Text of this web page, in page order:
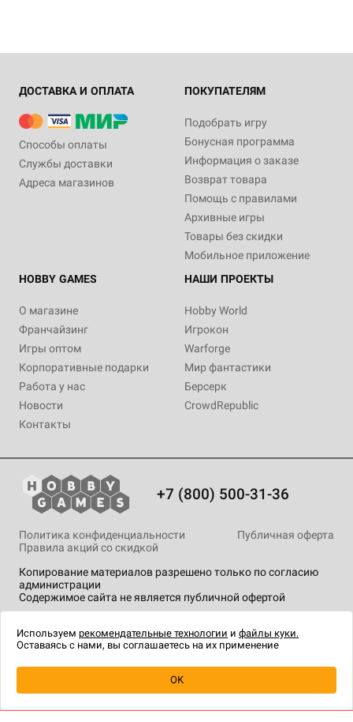
ДОСТАВКА И ОПЛАТА
Способы оплаты
Службы доставки
Адреса магазинов
ПОКУПАТЕЛЯМ
Подобрать игру
Бонусная программа
Информация о заказе
Возврат товара
Помощь с правилами
Архивные игры
Товары без скидки
Мобильное приложение
HOBBY GAMES
О магазине
Франчайзинг
Игры оптом
Корпоративные подарки
Работа у нас
Новости
Контакты
НАШИ ПРОЕКТЫ
Hobby World
Игрокон
Warforge
Мир фантастики
Берсерк
CrowdRepublic
+7 (800) 500-31-36
Копирование материалов разрешено только по согласию
администрации
Содержимое сайта не является публичной офертой
Политика конфиденциальности
Публичная оферта
Правила акций со скидкой
технологии .
Используем рекомендательные технологии и файлы куки.
Оставаясь с нами, вы соглашаетесь на их применение
OK